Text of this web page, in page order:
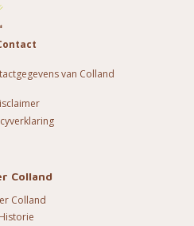
van Colland
Colland
Colland
Historie